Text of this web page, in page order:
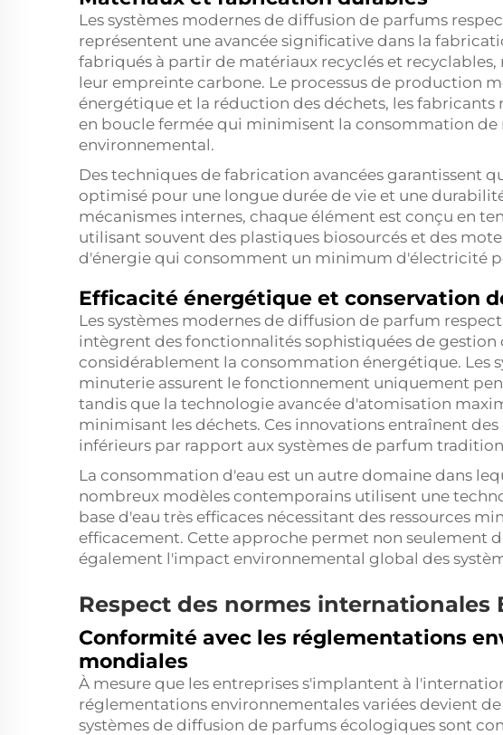
Les systèmes modernes de diffusion de parfums
représentent une avancée significative dans la
fabriqués à partir de matériaux recyclés et
leur empreinte carbone. Le processus de production
énergétique et la réduction des déchets, les
en boucle fermée qui minimisent la consommation de
environnemental.
Des techniques de fabrication avancées garantissent
optimisé pour une longue durée de vie et une
mécanismes internes, chaque élément est conçu en
utilisant souvent des plastiques biosourcés et des
d'énergie qui consomment un minimum d'électricité
Efficacité énergétique et conservation
Les systèmes modernes de diffusion de parfum
intègrent des fonctionnalités sophistiquées de
considérablement la consommation énergétique. Les
minuterie assurent le fonctionnement uniquement
tandis que la technologie avancée d'atomisation
minimisant les déchets. Ces innovations entraînent
inférieurs par rapport aux systèmes de parfum
La consommation d'eau est un autre domaine dans
nombreux modèles contemporains utilisent une
base d'eau très efficaces nécessitant des ressources
efficacement. Cette approche permet non seulement
également l'impact environnemental global des
Respect des normes internationales
Conformité avec les réglementations
mondiales
À mesure que les entreprises s'implantent à
réglementations environnementales variées devient
systèmes de diffusion de parfums écologiques sont